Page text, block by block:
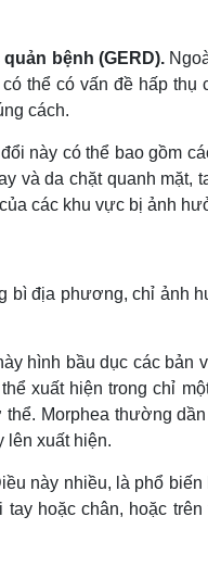
bệnh (GERD).
thể có vấn đề hấp
cách.
này có thể bao gồm
và da chặt quanh
các khu vực bị ảnh
bì địa phương, chỉ ảnh
hình bầu dục các
xuất hiện trong chỉ
Morphea thường
lên xuất hiện.
này nhiều, là phổ
tay hoặc chân, hoặc